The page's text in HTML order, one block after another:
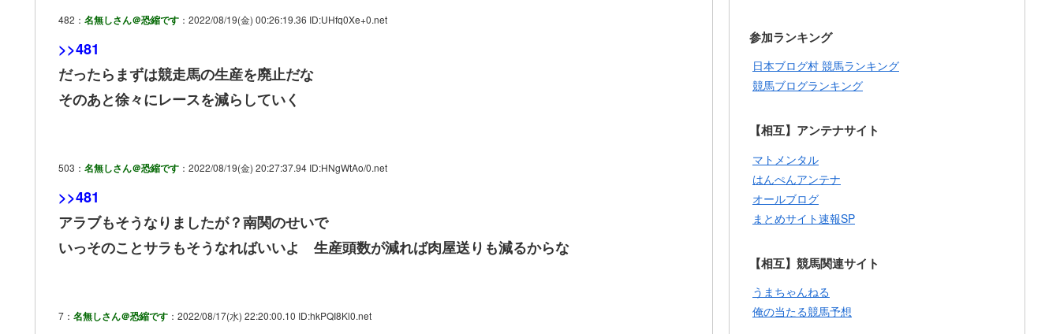
482： 名無しさん＠恐縮です ：2022/08/19(金) 00:26:19.36 ID:UHfq0Xe+0.net
>>481
だったらまずは競走馬の生産を廃止だな
そのあと徐々にレースを減らしていく
503： 名無しさん＠恐縮です ：2022/08/19(金) 20:27:37.94 ID:HNgWtAo/0.net
>>481
アラブもそうなりましたが？南関のせいで
いっそのことサラもそうなればいいよ 生産頭数が減れば肉屋送りも減るからな
7： 名無しさん＠恐縮です ：2022/08/17(水) 22:20:00.10 ID:hkPQI8Kl0.net
参加ランキング
日本ブログ村 競馬ランキング
競馬ブログランキング
【相互】アンテナサイト
マトメンタル
はんぺんアンテナ
オールブログ
まとめサイト速報SP
【相互】競馬関連サイト
うまちゃんねる
俺の当たる競馬予想